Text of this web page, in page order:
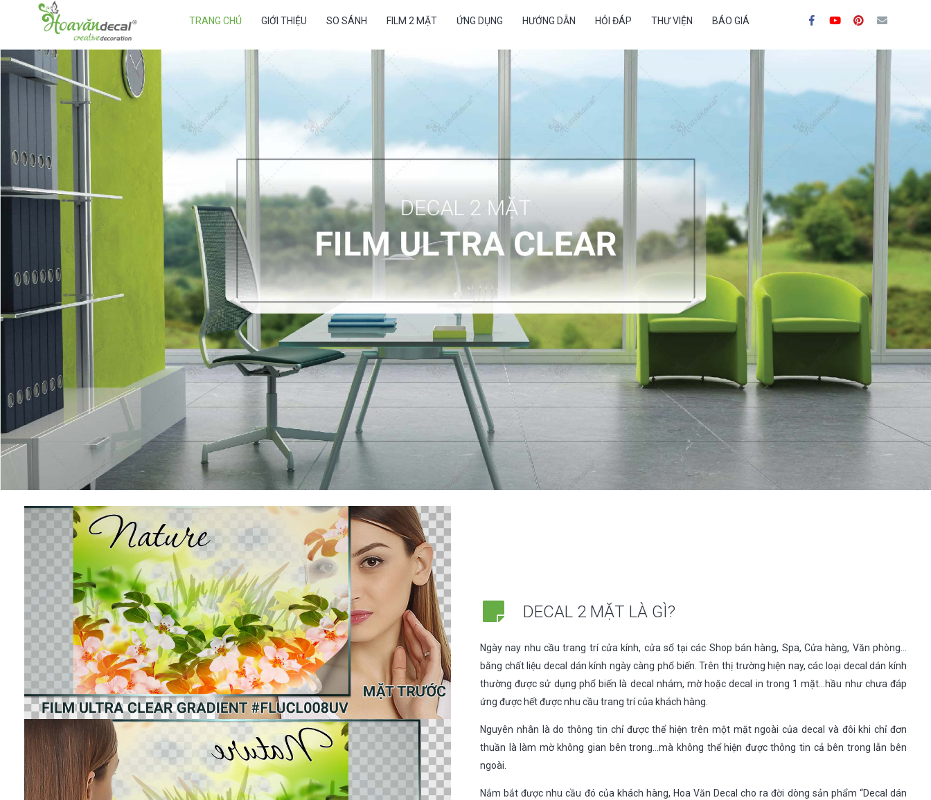
TRANG CHỦ GIỚI THIỆU SO SÁNH FILM 2 MẶT ỨNG DỤNG HƯỚNG DẪN HỎI ĐÁP THƯ VIỆN BÁO GIÁ
DECAL 2 MẶT LÀ GÌ?
Ngày nay nhu cầu trang trí cửa kính, cửa sổ tại các Shop bán hàng, Spa, Cửa hàng, Văn phòng…
bằng chất liệu decal dán kính ngày càng phổ biến. Trên thị trường hiện nay, các loại decal dán kính
thường được sử dụng phổ biến là decal nhám, mờ hoặc decal in trong 1 mặt…hầu như chưa đáp
ứng được hết được nhu cầu trang trí của khách hàng.
Nguyên nhân là do thông tin chỉ được thể hiện trên một mặt ngoài của decal và đôi khi chỉ đơn
thuần là làm mờ không gian bên trong…mà không thể hiện được thông tin cả bên trong lẫn bên
ngoài.
Nắm bắt được nhu cầu đó của khách hàng, Hoa Văn Decal cho ra đời dòng sản phẩm “Decal dán